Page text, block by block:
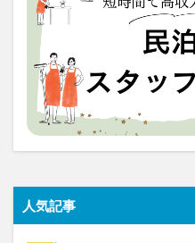
人気記事